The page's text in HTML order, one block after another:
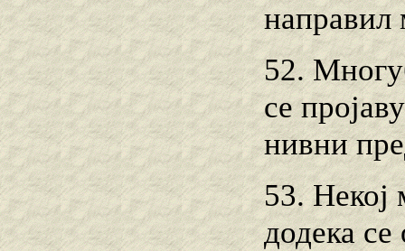
направил
52.
се
нивни
53. Некој
додека